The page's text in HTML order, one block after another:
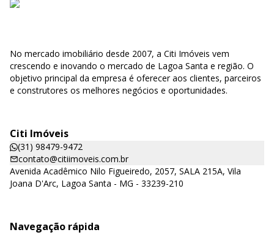
No mercado imobiliário desde 2007, a Citi Imóveis vem
crescendo e inovando o mercado de Lagoa Santa e região. O
objetivo principal da empresa é oferecer aos clientes, parceiros
e construtores os melhores negócios e oportunidades.
Citi Imóveis
(31) 98479-9472
contato@citiimoveis.com.br
Avenida Acadêmico Nilo Figueiredo, 2057, SALA 215A, Vila
Joana D'Arc, Lagoa Santa - MG - 33239-210
Navegação rápida